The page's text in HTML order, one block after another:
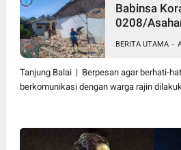
Babinsa
0208/
Bangunan
BERITA UTAMA -
Tanjung Balai | Berpesan agar berhati-
berkomunikasi dengan warga rajin